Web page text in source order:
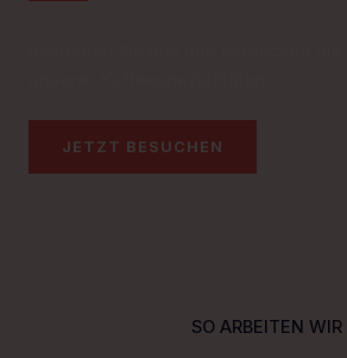
JETZT BESUCHEN
SO ARBEITEN WIR